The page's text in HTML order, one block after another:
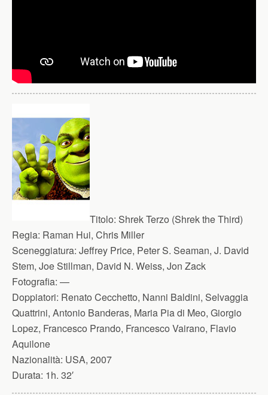
Titolo: Shrek Terzo (Shrek the Third)
Regia: Raman Hui, Chris Miller
Sceneggiatura: Jeffrey Price, Peter S. Seaman, J. David
Stem, Joe Stillman, David N. Weiss, Jon Zack
Fotografia: —
Doppiatori: Renato Cecchetto, Nanni Baldini, Selvaggia
Quattrini, Antonio Banderas, Maria Pia di Meo, Giorgio
Lopez, Francesco Prando, Francesco Vairano, Flavio
Aquilone
Nazionalità: USA, 2007
Durata: 1h. 32′